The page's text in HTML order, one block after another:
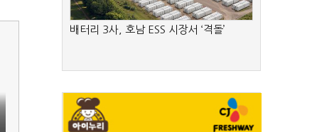
배터리 3사, 호남 ESS 시장서 ‘격돌’